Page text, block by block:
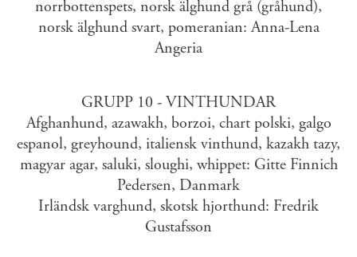
norrbottenspets, norsk älghund grå (gråhund),
norsk älghund svart, pomeranian: Anna-Lena
Angeria
GRUPP 10 - VINTHUNDAR
Afghanhund, azawakh, borzoi, chart polski, galgo
espanol, greyhound, italiensk vinthund, kazakh tazy,
magyar agar, saluki, sloughi, whippet: Gitte Finnich
Pedersen, Danmark
Irländsk varghund, skotsk hjorthund: Fredrik
Gustafsson